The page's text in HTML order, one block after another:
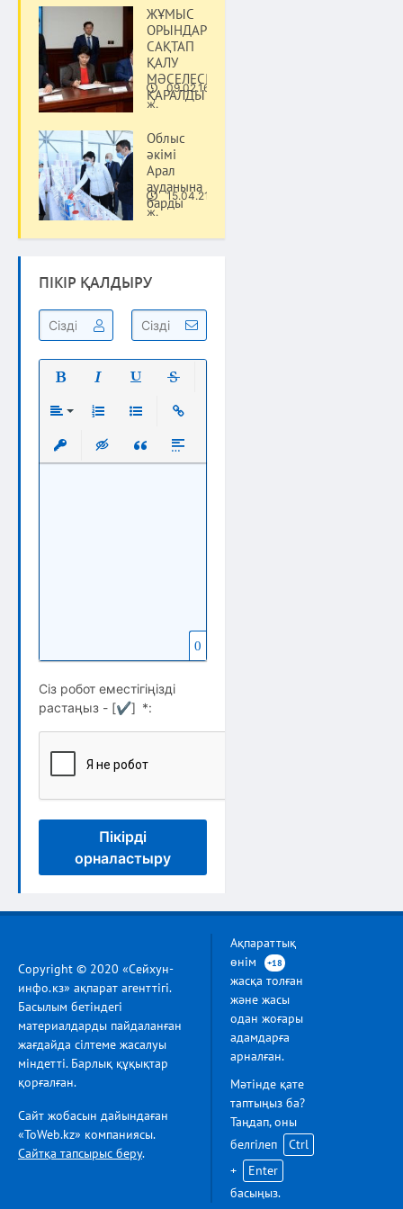
ЖҰМЫС
ОРЫНДАРЫН
САҚТАП
ҚАЛУ
МӘСЕЛЕСІ
ҚАРАЛДЫ
09.02.16
ж.
Облыс
әкімі
Арал
ауданына
барды15.04.21
ж.
ПІКІР ҚАЛДЫРУ
Вставить защищенную ссылку
Вставка скрытого текста
Вставка цитаты
Вставка спойлера
0
Сіз робот еместігіңізді
растаңыз - [✔] *:
Пікірді
орналастыру
Copyright © 2020 «Сейхун-
инфо.кз» ақпарат агенттігі.
Басылым бетіндегі
материалдарды пайдаланған
жағдайда сілтеме жасалуы
міндетті. Барлық құқықтар
қорғалған.
Сайт жобасын дайындаған
«ToWeb.kz» компаниясы.
Сайтқа тапсырыс беру.
Ақпараттық
өнім
+18
жасқа толған
және жасы
одан жоғары
адамдарға
арналған.
Мәтінде қате
таптыңыз ба?
Таңдап, оны
белгілеп
Ctrl
+
Enter
басыңыз.